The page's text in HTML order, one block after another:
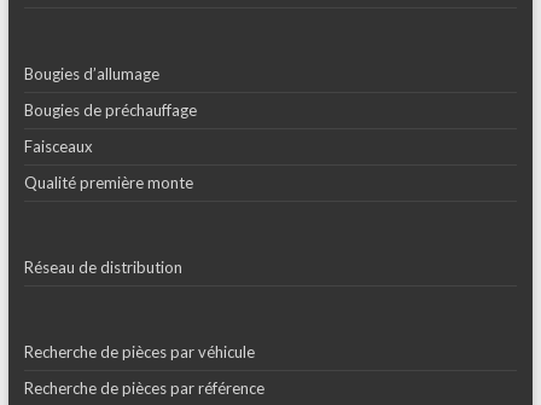
Bougies d’allumage
Bougies de préchauffage
Faisceaux
Qualité première monte
Réseau de distribution
Recherche de pièces par véhicule
Recherche de pièces par référence